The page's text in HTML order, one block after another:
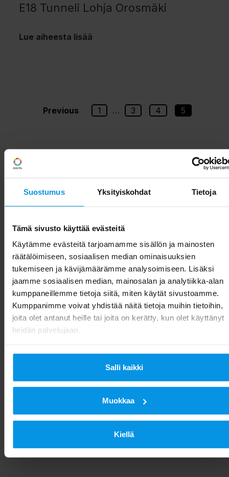
Suostumus Yksityiskohdat Tietoja
Tämä sivusto käyttää evästeitä
Käytämme evästeitä tarjoamamme sisällön ja mainosten
räätälöimiseen, sosiaalisen median ominaisuuksien
tukemiseen ja kävijämäärämme analysoimiseen. Lisäksi
jaamme sosiaalisen median, mainosalan ja analytiikka-alan
kumppaneillemme tietoja siitä, miten käytät sivustoamme.
Kumppanimme voivat yhdistää näitä tietoja muihin tietoihin,
joita olet antanut heille tai joita on kerätty, kun olet käyttänyt
heidän palvelujaan.
Salli kaikki
Muokkaa
Kiellä
E18 Tunneli Lohja Orosmäki
Lue aiheesta lisää
Previous 1 … 3 4 5